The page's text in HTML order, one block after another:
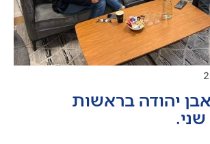
יהודה בראשות
שני.